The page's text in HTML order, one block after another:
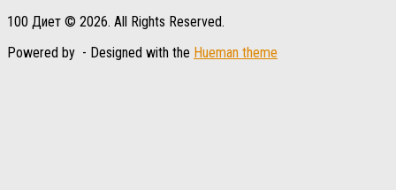
100 Диет © 2026. All Rights Reserved.
Powered by - Designed with the Hueman theme